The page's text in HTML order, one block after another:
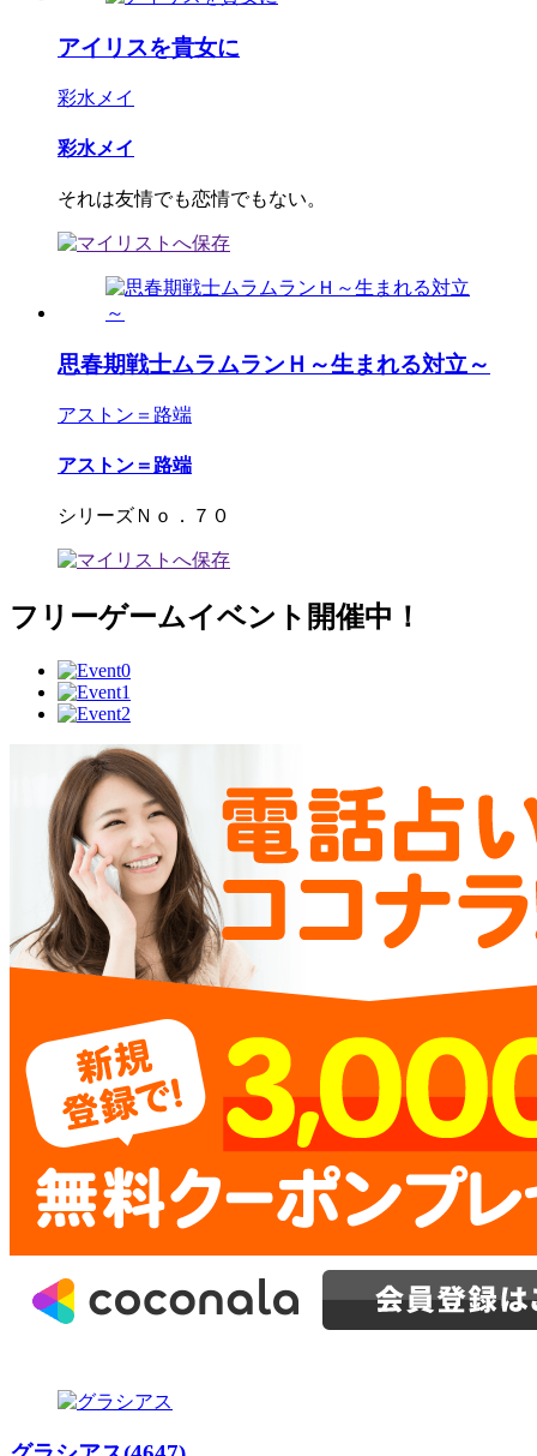
アイリスを貴女に
彩水メイ
彩水メイ
それは友情でも恋情でもない。
思春期戦士ムラムランＨ～生まれる対立～
アストン＝路端
アストン＝路端
シリーズＮｏ．７０
フリーゲームイベント開催中！